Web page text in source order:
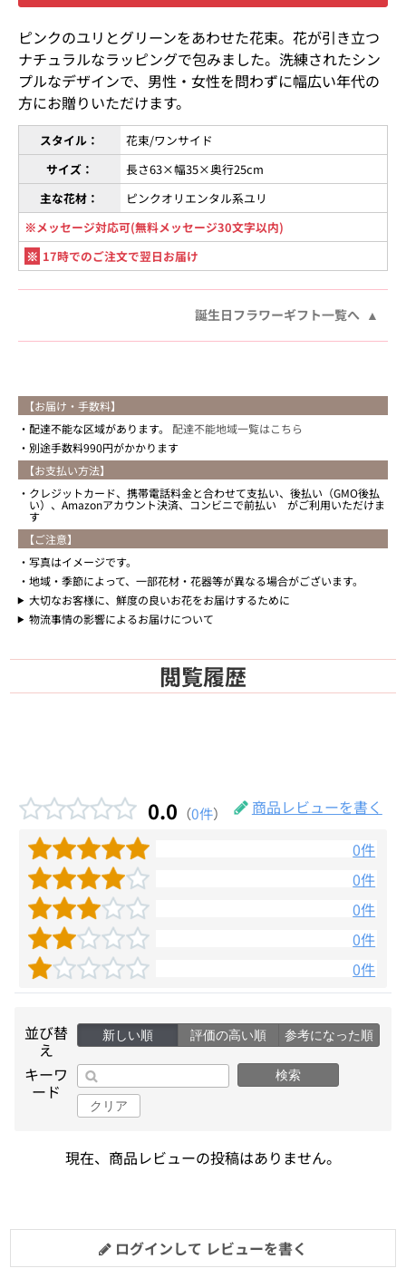
ピンクのユリとグリーンをあわせた花束。花が引き立つ
ナチュラルなラッピングで包みました。洗練されたシン
プルなデザインで、男性・女性を問わずに幅広い年代の
方にお贈りいただけます。
スタイル：
花束/ワンサイド
サイズ：
長さ63×幅35×奥行25cm
主な花材：
ピンクオリエンタル系ユリ
※メッセージ対応可(無料メッセージ30文字以内)
※ 17時でのご注文で翌日お届け
誕生日フラワーギフト一覧へ
【お届け・手数料】
配達不能な区域があります。 配達不能地域一覧はこちら
別途手数料990円がかかります
【お支払い方法】
クレジットカード、携帯電話料金と合わせて支払い、後払い（GMO後払
い）、Amazonアカウント決済、コンビニで前払い がご利用いただけま
す
【ご注意】
写真はイメージです。
地域・季節によって、一部花材・花器等が異なる場合がございます。
大切なお客様に、鮮度の良いお花をお届けするために
物流事情の影響によるお届けについて
閲覧履歴
0.0 （0件）
商品レビューを書く
0件
0件
0件
0件
0件
並び替
え
新しい順 評価の高い順 参考になった順
キーワ
ード
検索
クリア
現在、商品レビューの投稿はありません。
ログインして レビューを書く